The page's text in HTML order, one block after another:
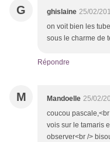
G ghislaine 25/02/
on voit bien les
sous le charme de
Répondre
M Mandoelle 25/02/
coucou
vois sur le tamaris
observer<br />